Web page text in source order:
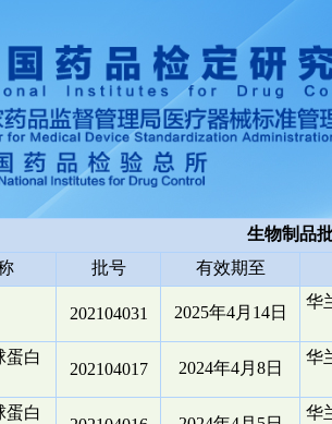
生物制品
批号 有效期至
202104031 2025年4月14日
华
蛋白
202104017 2024年4月8日
华
蛋白
华